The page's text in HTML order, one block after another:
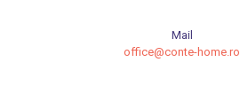
Mail
office@conte-home.ro